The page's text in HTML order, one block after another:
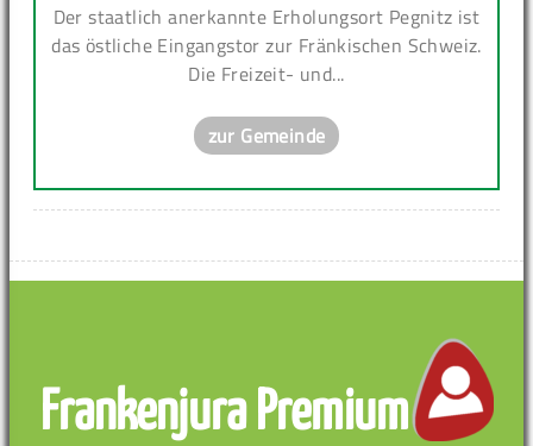
Der staatlich anerkannte Erholungsort Pegnitz ist
das östliche Eingangstor zur Fränkischen Schweiz.
Die Freizeit- und...
zur Gemeinde
Frankenjura Premium